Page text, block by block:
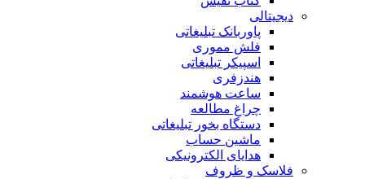
دیجیتالی
پاوربانک تبلیغاتی
فلش مموری
اسپیکر تبلیغاتی
هندزفری
ساعت هوشمند
چراغ مطالعه
دستگاه بخور تبلیغاتی
ماشین حساب
هدایای الکترونیکی
فلاسک و ظروف